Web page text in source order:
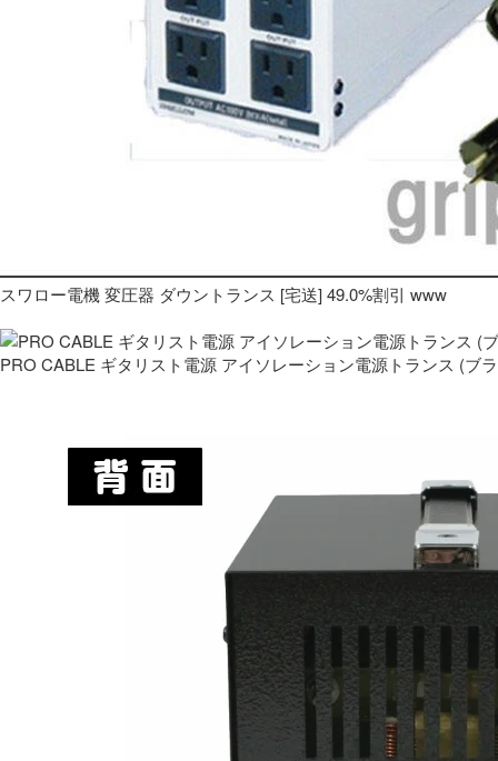
スワロー電機 変圧器 ダウントランス [宅送] 49.0%割引 www
PRO CABLE ギタリスト電源 アイソレーション電源トランス (ブ